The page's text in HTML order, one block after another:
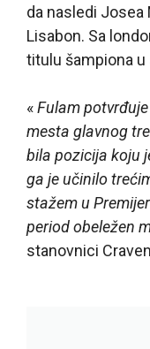
da nasledi Josea
Lisabon. Sa
titulu šampiona
«Fulam
mesta glavnog
bila pozicija koju
ga je učinilo
stažem u
period obeležen
stanovnici